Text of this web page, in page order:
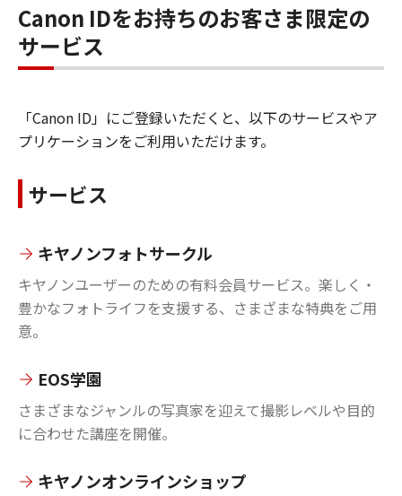
Canon IDをお持ちのお客さま限定の
サービス
「Canon ID」にご登録いただくと、以下のサービスやア
プリケーションをご利用いただけます。
サービス
キヤノンフォトサークル
キヤノンユーザーのための有料会員サービス。楽しく・
豊かなフォトライフを支援する、さまざまな特典をご用
意。
EOS学園
さまざまなジャンルの写真家を迎えて撮影レベルや目的
に合わせた講座を開催。
キヤノンオンラインショップ